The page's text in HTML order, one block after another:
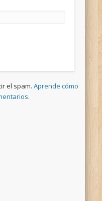
el spam.Aprende cómo